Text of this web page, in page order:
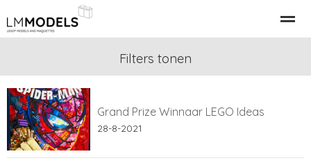
Relatiegeschenk Bedrijfspand LEGO Gebouwen
Home Nieuws Bellen E-mail
Filters tonen
Grand Prize Winnaar LEGO Ideas
28-8-2021